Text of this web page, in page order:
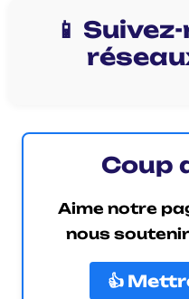
📱
Coup
Aime notre
nous
👍